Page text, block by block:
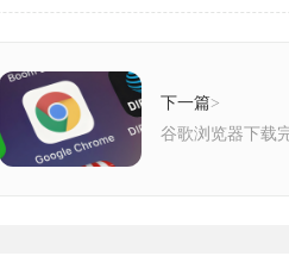
下一篇>
谷歌浏览器下载